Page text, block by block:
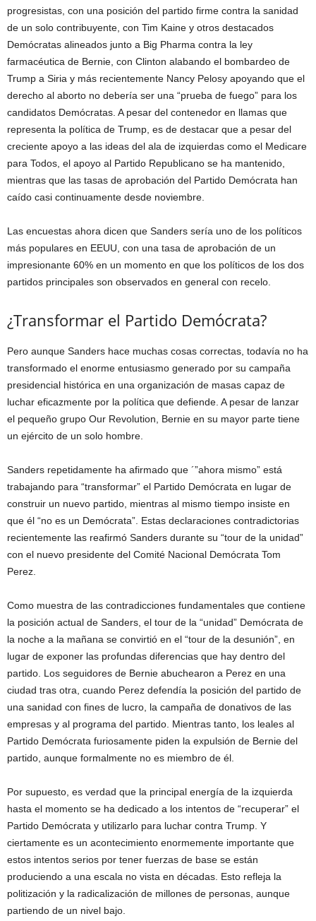
progresistas, con una posición del partido firme contra la sanidad
de un solo contribuyente, con Tim Kaine y otros destacados
Demócratas alineados junto a Big Pharma contra la ley
farmacéutica de Bernie, con Clinton alabando el bombardeo de
Trump a Siria y más recientemente Nancy Pelosy apoyando que el
derecho al aborto no debería ser una “prueba de fuego” para los
candidatos Demócratas. A pesar del contenedor en llamas que
representa la política de Trump, es de destacar que a pesar del
creciente apoyo a las ideas del ala de izquierdas como el Medicare
para Todos, el apoyo al Partido Republicano se ha mantenido,
mientras que las tasas de aprobación del Partido Demócrata han
caído casi continuamente desde noviembre.
Las encuestas ahora dicen que Sanders sería uno de los políticos
más populares en EEUU, con una tasa de aprobación de un
impresionante 60% en un momento en que los políticos de los dos
partidos principales son observados en general con recelo.
¿Transformar el Partido Demócrata?
Pero aunque Sanders hace muchas cosas correctas, todavía no ha
transformado el enorme entusiasmo generado por su campaña
presidencial histórica en una organización de masas capaz de
luchar eficazmente por la política que defiende. A pesar de lanzar
el pequeño grupo Our Revolution, Bernie en su mayor parte tiene
un ejército de un solo hombre.
Sanders repetidamente ha afirmado que ´”ahora mismo” está
trabajando para “transformar” el Partido Demócrata en lugar de
construir un nuevo partido, mientras al mismo tiempo insiste en
que él “no es un Demócrata”. Estas declaraciones contradictorias
recientemente las reafirmó Sanders durante su “tour de la unidad”
con el nuevo presidente del Comité Nacional Demócrata Tom
Perez.
Como muestra de las contradicciones fundamentales que contiene
la posición actual de Sanders, el tour de la “unidad” Demócrata de
la noche a la mañana se convirtió en el “tour de la desunión”, en
lugar de exponer las profundas diferencias que hay dentro del
partido. Los seguidores de Bernie abuchearon a Perez en una
ciudad tras otra, cuando Perez defendía la posición del partido de
una sanidad con fines de lucro, la campaña de donativos de las
empresas y al programa del partido. Mientras tanto, los leales al
Partido Demócrata furiosamente piden la expulsión de Bernie del
partido, aunque formalmente no es miembro de él.
Por supuesto, es verdad que la principal energía de la izquierda
hasta el momento se ha dedicado a los intentos de “recuperar” el
Partido Demócrata y utilizarlo para luchar contra Trump. Y
ciertamente es un acontecimiento enormemente importante que
estos intentos serios por tener fuerzas de base se están
produciendo a una escala no vista en décadas. Esto refleja la
politización y la radicalización de millones de personas, aunque
partiendo de un nivel bajo.